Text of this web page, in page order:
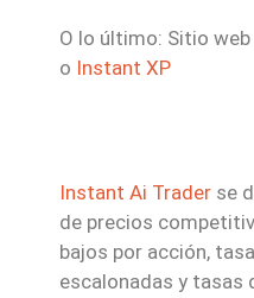
O lo último: Sitio
o Instant XP
Instant Ai Trader se
de precios
bajos por acción,
escalonadas y tasas